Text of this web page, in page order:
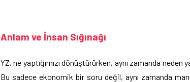
Anlam ve İnsan Sığınağı
YZ, ne yaptığımızı dönüştürürken, aynı zamanda neden
Bu sadece ekonomik bir soru değil, aynı zamanda